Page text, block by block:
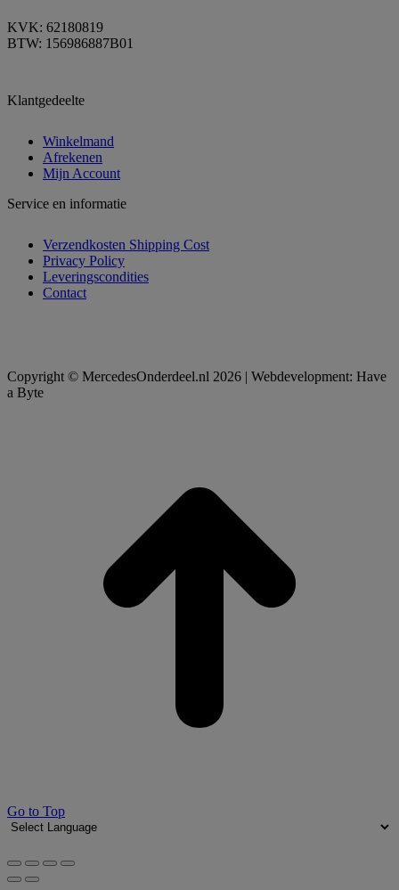
KVK: 62180819
BTW: 156986887B01
Klantgedeelte
Winkelmand
Afrekenen
Mijn Account
Service en informatie
Verzendkosten Shipping Cost
Privacy Policy
Leveringscondities
Contact
Copyright © MercedesOnderdeel.nl 2026 | Webdevelopment: Have
a Byte
Go to Top